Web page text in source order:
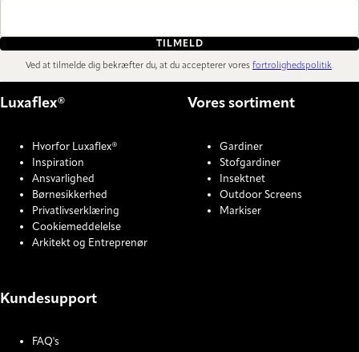
TILMELD
Ved at tilmelde dig bekræfter du, at du accepterer vores fortrolighedspolitik.
Luxaflex®
Hvorfor Luxaflex®
Inspiration
Ansvarlighed
Børnesikkerhed
Privatlivserklæring
Cookiemeddelelse
Arkitekt og Entreprenør
Vores sortiment
Gardiner
Stofgardiner
Insektnet
Outdoor Screens
Markiser
Kundesupport
FAQ's